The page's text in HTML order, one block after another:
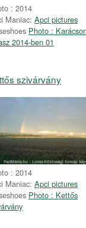
: 2014
Maniac: Apci pictures
Photo :
2014-ben 01
szivárvány
: 2014
Maniac: Apci pictures
Photo : Kettős